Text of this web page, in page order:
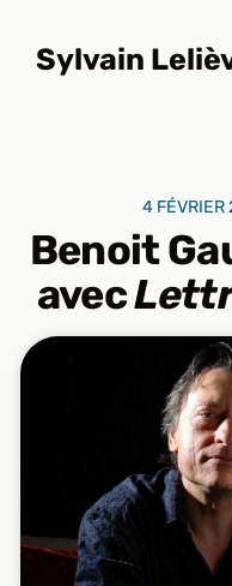
contenuSylvain
Benoit
avec
4 FÉVRIER